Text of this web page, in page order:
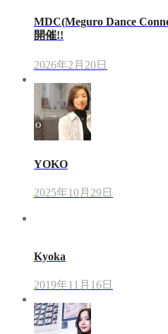
MDC(Meguro Dance
開催!!
2026年2月20日
YOKO
2025年10月29日
Kyoka
2019年11月16日